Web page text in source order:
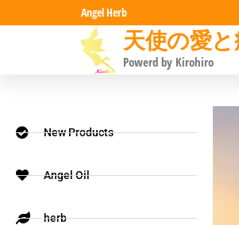
Angel Herb
天使の愛と
Powerd by Kirohiro
New Products
Angel Oil
herb